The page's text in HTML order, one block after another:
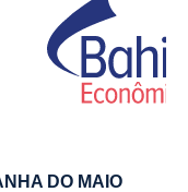
DO MAIO